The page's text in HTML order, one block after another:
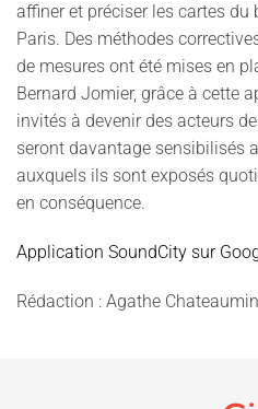
affiner et préciser les cartes
Paris. Des méthodes
de mesures ont été mises en
Bernard Jomier, grâce à cette
invités à devenir des acteurs
seront davantage sensibilisés
auxquels ils sont exposés
en conséquence.
Application SoundCity sur
Rédaction : Agathe